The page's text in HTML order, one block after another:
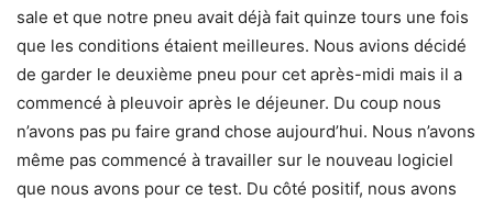
sale et que notre pneu avait déjà fait quinze tours une fois
que les conditions étaient meilleures. Nous avions décidé
de garder le deuxième pneu pour cet après-midi mais il a
commencé à pleuvoir après le déjeuner. Du coup nous
n’avons pas pu faire grand chose aujourd’hui. Nous n’avons
même pas commencé à travailler sur le nouveau logiciel
que nous avons pour ce test. Du côté positif, nous avons